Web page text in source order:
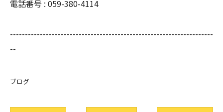
電話番号 : 059-380-4114
--------------------------------------------------------------------
--
ブログ